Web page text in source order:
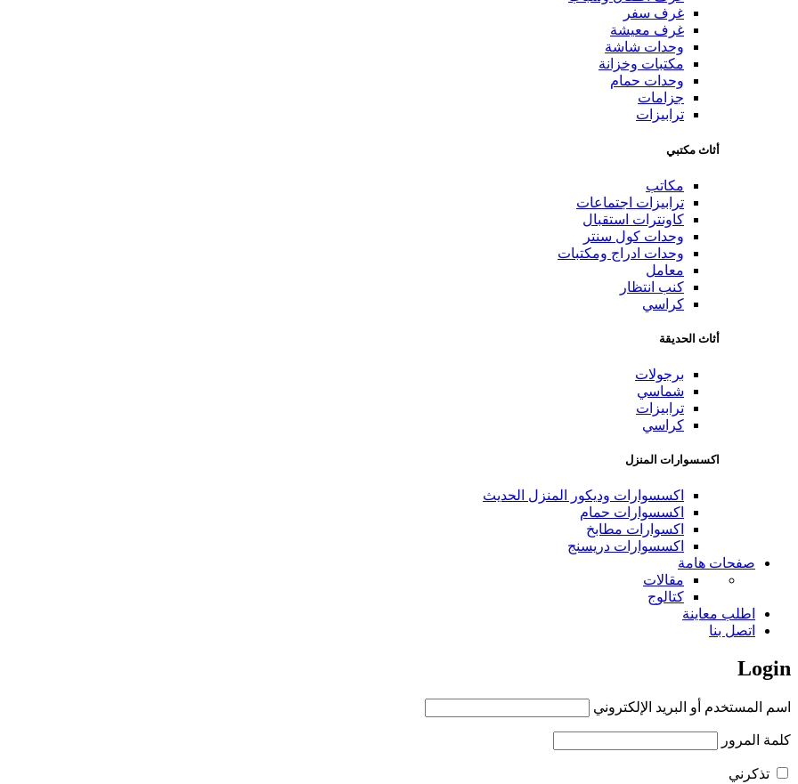
غرف سفر
غرف معيشة
وحدات شاشة
مكتبات وخزانة
وحدات حمام
جزامات
ترابيزات
أثاث مكتبي
مكاتب
ترابيزات اجتماعات
كاونترات استقبال
وحدات كول سنتر
وحدات ادراج ومكتبات
معامل
كنب انتظار
كراسي
أثاث الحديقة
برجولات
شماسي
ترابيزات
كراسي
اكسسوارات المنزل
اكسسوارات وديكور المنزل الحديث
اكسسوارات حمام
اكسوارات مطابخ
اكسسوارات دريسنج
صفحات هامة
مقالات
كتالوج
اطلب معاينة
اتصل بنا
Login
اسم المستخدم أو البريد الإلكتروني
كلمة المرور
تذكرني